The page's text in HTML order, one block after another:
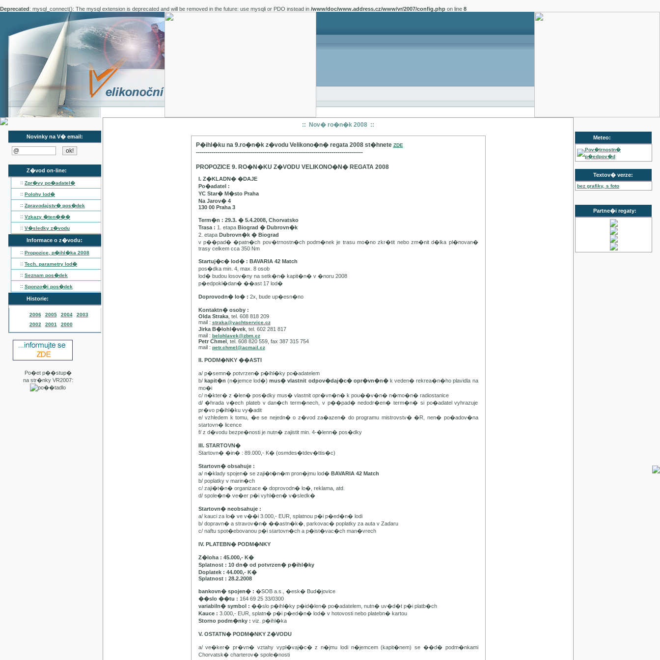
Deprecated: mysql_connect(): The mysql extension is deprecated and will be removed in the future: use mysqli or PDO instead in /www/doc/www.address.cz/www/vr/2007/config.php on line 8
Novinky na V� email:
Z�vod on-line:
:: Zpr�vy po�adatel�
:: Polohy lod�
:: Zpravodajstv� pos�dek
:: Vzkazy �ten���
:: V�sledky z�vodu
Informace o z�vodu:
:: Propozice, p�ihl�ka 2008
:: Tech. parametry lod�
:: Seznam pos�dek
:: Sponzo�i pos�dek
Historie:
2006 2005 2004
2003
2002
2001 2000
Po�et p��stup�
na str�nky VR2007:
:: Nov� ro�n�k 2008 ::
P�ihl�ku na 9.ro�n�k z�vodu Velikono�n� regata 2008 st�hnete ZDE
-------------------------------------------------------------------------------------
PROPOZICE 9. RO�N�KU Z�VODU VELIKONO�N� REGATA 2008
I. Z�KLADN� �DAJE
Po�adatel :
YC Star� M�sto Praha
Na Jarov� 4
130 00 Praha 3
Term�n : 29.3. � 5.4.2008, Chorvatsko
Trasa : 1. etapa Biograd � Dubrovn�k
2. etapa Dubrovn�k � Biograd
v p��pad� �patn�ch pov�trnostn�ch podm�nek je trasu mo�no zkr�tit nebo zm�nit d�lka pl�novan�
trasy celkem cca 350 Nm
Startuj�c� lod� : BAVARIA 42 Match
pos�dka min. 4, max. 8 osob
lod� budou losov�ny na setk�n� kapit�n� v �noru 2008
p�edpokl�dan� ��ast 17 lod�
Doprovodn� lo� : 2x, bude up�esn�no
Kontaktn� osoby :
Olda Straka, tel. 608 818 209
mail : straka@yachtservice.cz
Jirka B�lohl�vek, tel. 602 281 817
mail : belohlavek@zbm.cz
Petr Chmel, tel. 608 820 559, fax 387 315 754
mail : petr.chmel@acmail.cz
II. PODM�NKY ��ASTI
a/ p�semn� potvrzen� p�ihl�ky po�adatelem
b/ kapit�n (n�jemce lod�) mus� vlastnit odpov�daj�c� opr�vn�n� k veden� rekrea�n�ho plavidla na
mo�i
c/ n�kter� z �len� pos�dky mus� vlastnit opr�vn�n� k pou��v�n� n�mo�n� radiostanice
d/ �hrada v�ech plateb v dan�ch term�nech, v p��pad� nedodr�en� term�n� si po�adatel vyhrazuje
pr�vo p�ihl�ku vy�adit
e/ vzhledem k tomu, �e se nejedn� o z�vod za�azen� do programu mistrovstv� �R, nen� po�adov�na
startovn� licence
f/ z d�vodu bezpe�nosti je nutn� zajistit min. 4-�lenn� pos�dky
III. STARTOVN�
Startovn� �in� : 89.000,- K� (osmdes�tdev�ttis�c)
Startovn� obsahuje :
a/ n�klady spojen� se zaji�t�n�m pron�jmu lod� BAVARIA 42 Match
b/ poplatky v marin�ch
c/ zaji�t�n� organizace � doprovodn� lo�, reklama, atd.
d/ spole�n� ve�er p�i vyhl�en� v�sledk�
Startovn� neobsahuje :
a/ kauci za lo� ve v��i 3.000,- EUR, splatnou p�i p�ed�n� lodi
b/ dopravn� a stravov�n� ��astn�k�, parkovac� poplatky za auta v Zadaru
c/ naftu spot�ebovanou p�i startovn�ch a p�ist�vac�ch man�vrech
IV. PLATEBN� PODM�NKY
Z�loha : 45.000,- K�
Splatnost : 10 dn� od potvrzen� p�ihl�ky
Doplatek : 44.000,- K�
Splatnost : 28.2.2008
bankovn� spojen� : �SOB a.s., �esk� Bud�jovice
��slo ��tu : 164 69 25 33/0300
variabiln� symbol : ��slo p�ihl�ky p�id�len� po�adatelem, nutn� uv�d�t p�i platb�ch
Kauce : 3.000,- EUR, splatn� p�i p�ed�n� lod� v hotovosti nebo platebn� kartou
Storno podm�nky : viz. p�ihl�ka
V. OSTATN� PODM�NKY Z�VODU
a/ ve�ker� pr�vn� vztahy vypl�vaj�c� z n�jmu lodi n�jemcem (kapit�nem) se ��d� podm�nkami
Chorvatsk� charterov� spole�nosti
Meteo:
Pov�trnostn�
p�edpov�d
Textov� verze:
bez grafiky, s foto
Partne�i regaty: